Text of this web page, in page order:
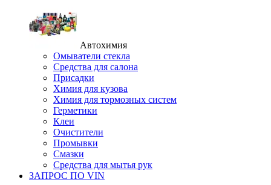
Автохимия
Омыватели стекла
Средства для салона
Присадки
Химия для кузова
Химия для тормозных систем
Герметики
Клеи
Очистители
Промывки
Смазки
Средства для мытья рук
ЗАПРОС ПО VIN